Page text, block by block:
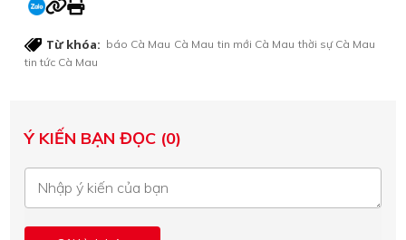
Từ khóa: báo Cà Mau Cà Mau tin mới Cà Mau thời sự Cà Mau
tin tức Cà Mau
Ý KIẾN BẠN ĐỌC (0)